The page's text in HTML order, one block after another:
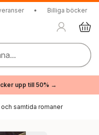
• Billiga böcker
upp till 50% →
samtida romaner